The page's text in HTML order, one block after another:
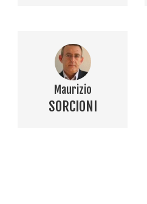
Maurizio
SORCIONI